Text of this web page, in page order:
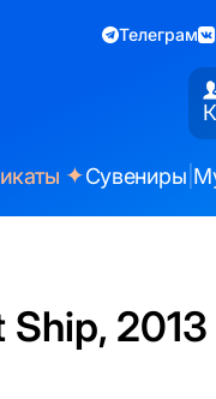
Телеграм
✦Сувениры
Ship, 2013